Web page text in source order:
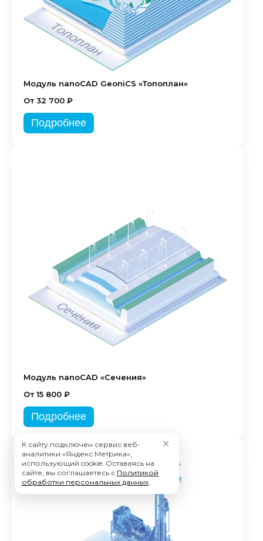
Модуль nanoCAD GeoniCS «Топоплан»
От 32 700 ₽
Подробнее
Модуль nanoCAD «Сечения»
От 15 800 ₽
Подробнее
К сайту подключен сервис веб-
аналитики «Яндекс.Метрика»,
использующий cookie. Оставаясь на
сайте, вы соглашаетесь с Политикой
обработки персональных данных.
✕